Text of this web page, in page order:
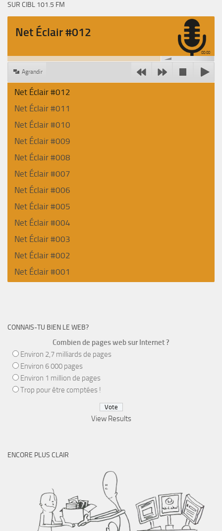
SUR CIBL 101.5 FM
Net Éclair #012
00:00
Agrandir
Net Éclair #012
Net Éclair #011
Net Éclair #010
Net Éclair #009
Net Éclair #008
Net Éclair #007
Net Éclair #006
Net Éclair #005
Net Éclair #004
Net Éclair #003
Net Éclair #002
Net Éclair #001
CONNAIS-TU BIEN LE WEB?
Combien de pages web sur Internet ?
Environ 2,7 milliards de pages
Environ 6 000 pages
Environ 1 million de pages
Trop pour être comptées !
View Results
ENCORE PLUS CLAIR